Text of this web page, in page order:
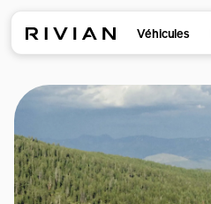
Véhicules